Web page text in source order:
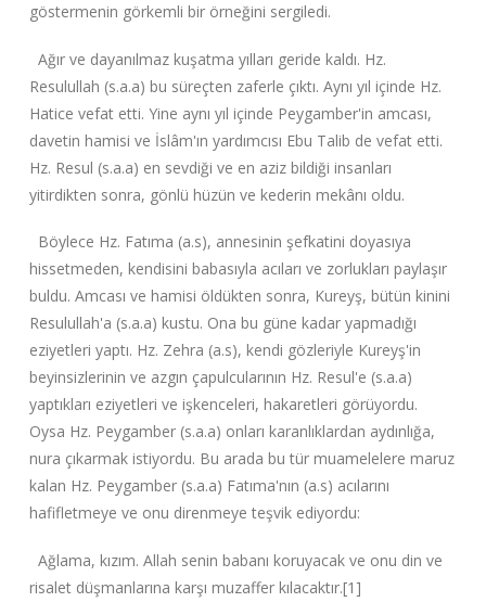
göstermenin görkemli bir örneğini sergiledi.
Ağır ve dayanılmaz kuşatma yılları geride kaldı. Hz.
Resulullah (s.a.a) bu süreçten zaferle çıktı. Aynı yıl içinde Hz.
Hatice vefat etti. Yine aynı yıl içinde Peygamber'in amcası,
davetin hamisi ve İslâm'ın yardımcısı Ebu Talib de vefat etti.
Hz. Resul (s.a.a) en sevdiği ve en aziz bildiği insanları
yitirdikten sonra, gönlü hüzün ve kederin mekânı oldu.
Böylece Hz. Fatıma (a.s), annesinin şefkatini doyasıya
hissetmeden, kendisini babasıyla acıları ve zorlukları paylaşır
buldu. Amcası ve hamisi öldükten sonra, Kureyş, bütün kinini
Resulullah'a (s.a.a) kustu. Ona bu güne kadar yapmadığı
eziyetleri yaptı. Hz. Zehra (a.s), kendi gözleriyle Kureyş'in
beyinsizlerinin ve azgın çapulcularının Hz. Resul'e (s.a.a)
yaptıkları eziyetleri ve işkenceleri, hakaretleri görüyordu.
Oysa Hz. Peygamber (s.a.a) onları karanlıklardan aydınlığa,
nura çıkarmak istiyordu. Bu arada bu tür muamelelere maruz
kalan Hz. Peygamber (s.a.a) Fatıma'nın (a.s) acılarını
hafifletmeye ve onu direnmeye teşvik ediyordu:
Ağlama, kızım. Allah senin babanı koruyacak ve onu din ve
risalet düşmanlarına karşı muzaffer kılacaktır.[1]